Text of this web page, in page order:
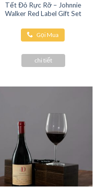
Tết Đỏ Rực Rỡ – Johnnie
Walker Red Label Gift Set
Gọi Mua
chi tiết